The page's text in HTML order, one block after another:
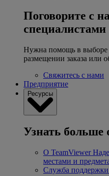
Поговорите с
Нужна помощь в выборе
размещении заказа или
Свяжитесь с нами
Предприятие
Ресурсы
Узнать больше
О TeamViewer
местами и
Служба поддержки